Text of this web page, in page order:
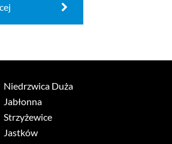
Niedrzwica Duża
Jabłonna
Strzyżewice
Jastków